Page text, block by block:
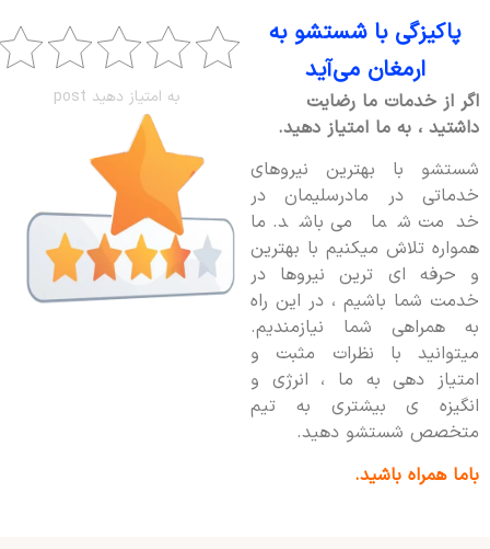
پاکیزگی با شستشو به
ارمغان می‌آید
اگر از خدمات ما رضایت
داشتید ، به ما امتیاز دهید.
شستشو با بهترین نیروهای
خدماتی در مادرسلیمان در
خدمت شما می باشد. ما
همواره تلاش میکنیم با بهترین
و حرفه ای ترین نیروها در
خدمت شما باشیم ، در این راه
به همراهی شما نیازمندیم.
میتوانید با نظرات مثبت و
امتیاز دهی به ما ، انرژی و
انگیزه ی بیشتری به تیم
متخصص شستشو دهید.
باما همراه باشید.
به امتیاز دهید post